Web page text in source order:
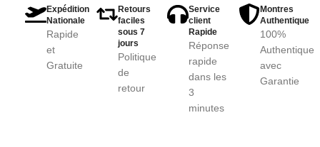
Expédition
Nationale
Rapide
et
Gratuite
Retours
faciles
sous 7
jours
Politique
de
retour
Service
client
Rapide
Réponse
rapide
dans les
3
minutes
Montres
Authentique
100%
Authentique
avec
Garantie